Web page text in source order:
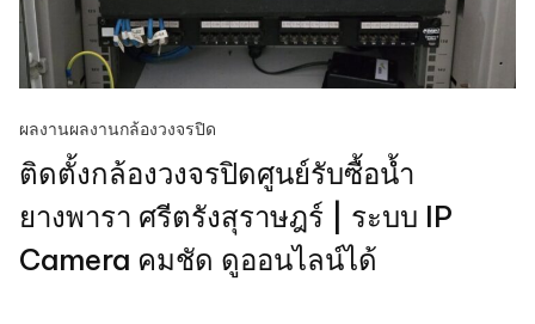
ผลงานผลงานกล้องวงจรปิด
ติดตั้งกล้องวงจรปิดศูนย์รับซื้อน้ำ
ยางพารา ศรีตรังสุราษฎร์ | ระบบ IP
Camera คมชัด ดูออนไลน์ได้